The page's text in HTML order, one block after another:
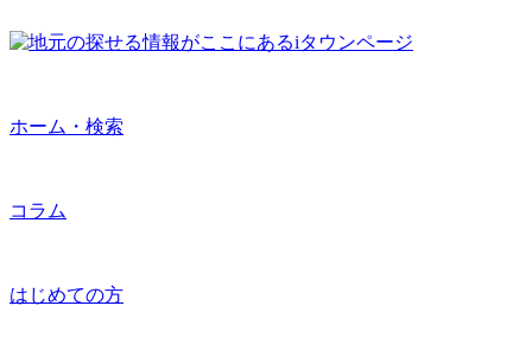
ホーム・検索
コラム
はじめての方